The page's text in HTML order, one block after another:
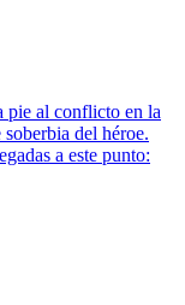
pie al conflicto en la
del héroe.
a este punto: